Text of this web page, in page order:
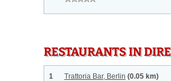
RESTAURANTS IN
1 Trattoria Bar, Berlin (0.05 km)